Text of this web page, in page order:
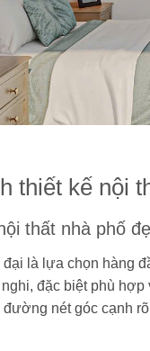
thiết kế nội
thất nhà phố
đại là lựa chọn hàng
đặc biệt phù
nét góc cạnh